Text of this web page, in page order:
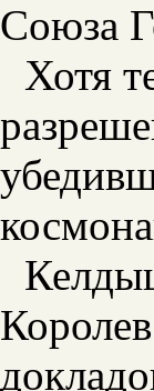
Союза
Хотя